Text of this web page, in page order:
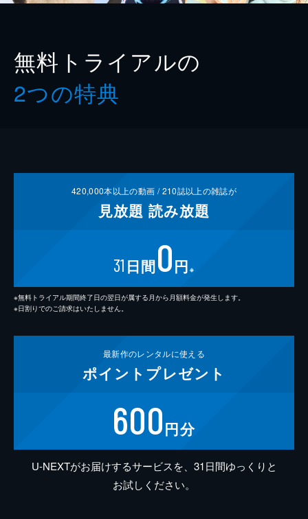
無料トライアルの
2つの特典
420,000本以上の動画 /210誌以上の雑誌が
見放題 読み放題
31 日間0円 ※
※無料トライアル期間終了日の翌日が属する月から月額料金が発生します。
※日割りでのご請求はいたしません。
最新作のレンタルに使える
ポイント プレゼント
600円分
U-NEXTがお届けするサービスを、31日間ゆっくりと
お試しください。